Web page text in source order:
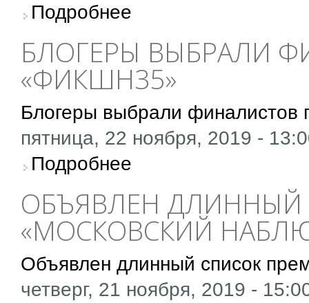
Подробнее
БЛОГЕРЫ ВЫБРАЛИ
«ФИКШН35»
Блогеры выбрали
пятница, 22 ноября, 2019 -
Подробнее
ОБЪЯВЛЕН
«МОСКОВСКИЙ
Объявлен длинный список
четверг, 21 ноября, 2019 -